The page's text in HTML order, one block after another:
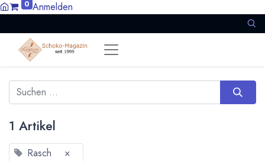
0 Anmelden
1 Artikel
Rasch ×